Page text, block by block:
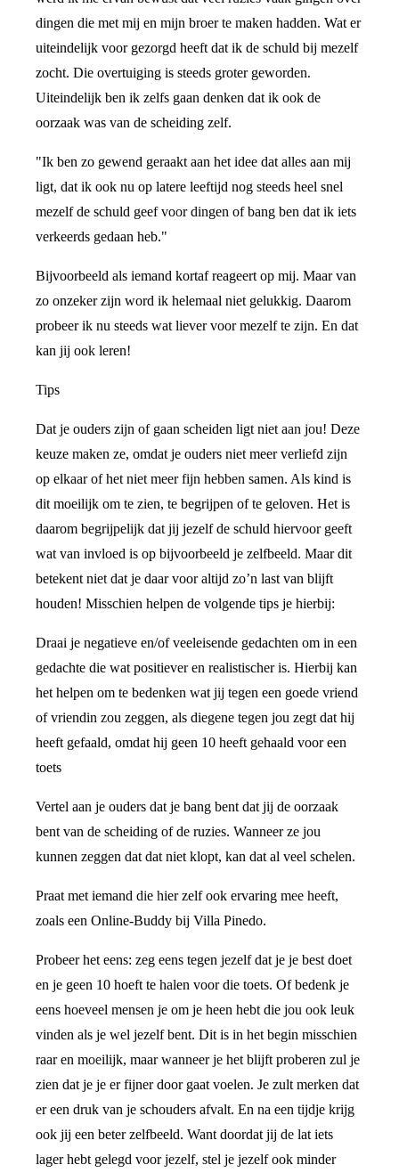
dingen die met mij en mijn broer te maken hadden. Wat er
uiteindelijk voor gezorgd heeft dat ik de schuld bij mezelf
zocht. Die overtuiging is steeds groter geworden.
Uiteindelijk ben ik zelfs gaan denken dat ik ook de
oorzaak was van de scheiding zelf.
"Ik ben zo gewend geraakt aan het idee dat alles aan mij
ligt, dat ik ook nu op latere leeftijd nog steeds heel snel
mezelf de schuld geef voor dingen of bang ben dat ik iets
verkeerds gedaan heb."
Bijvoorbeeld als iemand kortaf reageert op mij. Maar van
zo onzeker zijn word ik helemaal niet gelukkig. Daarom
probeer ik nu steeds wat liever voor mezelf te zijn. En dat
kan jij ook leren!
Tips
Dat je ouders zijn of gaan scheiden ligt niet aan jou! Deze
keuze maken ze, omdat je ouders niet meer verliefd zijn
op elkaar of het niet meer fijn hebben samen. Als kind is
dit moeilijk om te zien, te begrijpen of te geloven. Het is
daarom begrijpelijk dat jij jezelf de schuld hiervoor geeft
wat van invloed is op bijvoorbeeld je zelfbeeld. Maar dit
betekent niet dat je daar voor altijd zo’n last van blijft
houden! Misschien helpen de volgende tips je hierbij:
Draai je negatieve en/of veeleisende gedachten om in een
gedachte die wat positiever en realistischer is. Hierbij kan
het helpen om te bedenken wat jij tegen een goede vriend
of vriendin zou zeggen, als diegene tegen jou zegt dat hij
heeft gefaald, omdat hij geen 10 heeft gehaald voor een
toets
Vertel aan je ouders dat je bang bent dat jij de oorzaak
bent van de scheiding of de ruzies. Wanneer ze jou
kunnen zeggen dat dat niet klopt, kan dat al veel schelen.
Praat met iemand die hier zelf ook ervaring mee heeft,
zoals een Online-Buddy bij Villa Pinedo.
Probeer het eens: zeg eens tegen jezelf dat je je best doet
en je geen 10 hoeft te halen voor die toets. Of bedenk je
eens hoeveel mensen je om je heen hebt die jou ook leuk
vinden als je wel jezelf bent. Dit is in het begin misschien
raar en moeilijk, maar wanneer je het blijft proberen zul je
zien dat je je er fijner door gaat voelen. Je zult merken dat
er een druk van je schouders afvalt. En na een tijdje krijg
ook jij een beter zelfbeeld. Want doordat jij de lat iets
lager hebt gelegd voor jezelf, stel je jezelf ook minder